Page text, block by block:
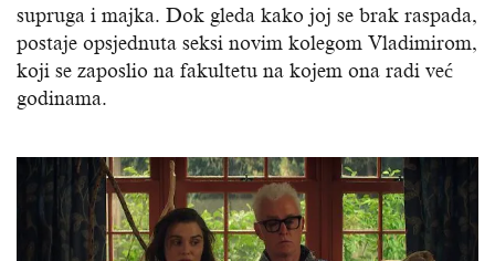
supruga i majka. Dok gleda kako joj se brak raspada,
postaje opsjednuta seksi novim kolegom Vladimirom,
koji se zaposlio na fakultetu na kojem ona radi već
godinama.